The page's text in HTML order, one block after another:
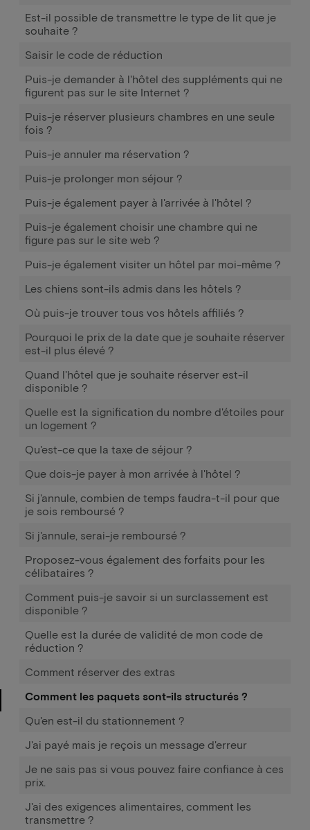
Est-il possible de transmettre le type de lit que je
souhaite ?
Saisir le code de réduction
Puis-je demander à l'hôtel des suppléments qui ne
figurent pas sur le site Internet ?
Puis-je réserver plusieurs chambres en une seule
fois ?
Puis-je annuler ma réservation ?
Puis-je prolonger mon séjour ?
Puis-je également payer à l'arrivée à l'hôtel ?
Puis-je également choisir une chambre qui ne
figure pas sur le site web ?
Puis-je également visiter un hôtel par moi-même ?
Les chiens sont-ils admis dans les hôtels ?
Où puis-je trouver tous vos hôtels affiliés ?
Pourquoi le prix de la date que je souhaite réserver
est-il plus élevé ?
Quand l'hôtel que je souhaite réserver est-il
disponible ?
Quelle est la signification du nombre d'étoiles pour
un logement ?
Qu'est-ce que la taxe de séjour ?
Que dois-je payer à mon arrivée à l'hôtel ?
Si j'annule, combien de temps faudra-t-il pour que
je sois remboursé ?
Si j'annule, serai-je remboursé ?
Proposez-vous également des forfaits pour les
célibataires ?
Comment puis-je savoir si un surclassement est
disponible ?
Quelle est la durée de validité de mon code de
réduction ?
Comment réserver des extras
Comment les paquets sont-ils structurés ?
Qu'en est-il du stationnement ?
J'ai payé mais je reçois un message d'erreur
Je ne sais pas si vous pouvez faire confiance à ces
prix.
J'ai des exigences alimentaires, comment les
transmettre ?